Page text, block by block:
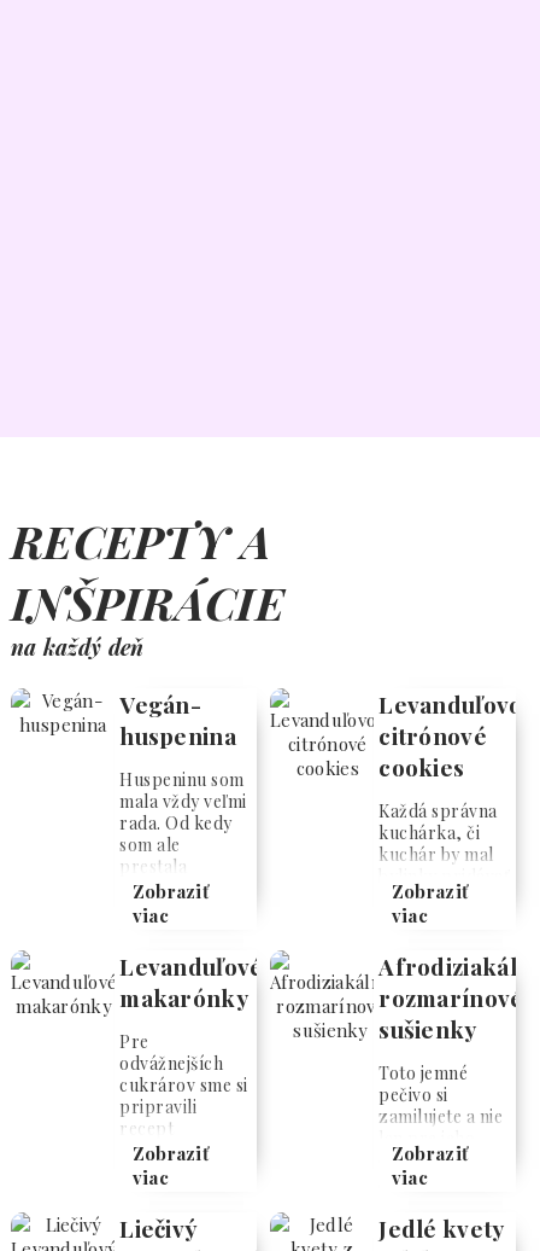
RECEPTY A
INŠPIRÁCIE
na každý deň
Vegán-
huspenina
Huspeninu som
mala vždy veľmi
rada. Od kedy
som ale
prestala
konzumovať
mäso, tento
upadol do
zabudnutia.
Napadlo ma
preto to skúsiť
po vegánsky. A
ono sa to naozaj
dá. Pravdaže
nechcem
porovnávať
naozajsnú
mäsovú
huspeninu ...
Zobraziť
viac
Levanduľovo-
citrónové
cookies
Každá správna
kuchárka, či
kuchár by mal
aj do varenia a
pečenia. Ak
levanduľky,
skúste tento
chutný recept
na cookies,
alebo sušienky
ktoré sú vhodné
ku čaju aj káve.
Určite vám
zimné ...
Zobraziť
viac
Levanduľové
makarónky
Pre
odvážnejších
cukrárov sme si
pripravili
recept
Levanduľové
makarónky.
pochádzajú
originálne z rúk
Zobraziť
viac
rozmarínové
sušienky
Toto jemné
pečivo si
zamilujete a nie
chuť ale aj pre
silné
účinky
Zobraziť
viac
Liečivý
Jedlé kvety